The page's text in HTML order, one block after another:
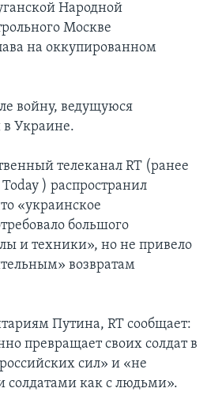
Народной
Москве
на оккупированном
войну, ведущуюся
Украине.
телеканал RT (ранее
) распространил
«украинское
большого
и техники», но не привело
возвратам
Путина, RT сообщает:
превращает своих солдат в
сил» и «не
солдатами как с людьми».